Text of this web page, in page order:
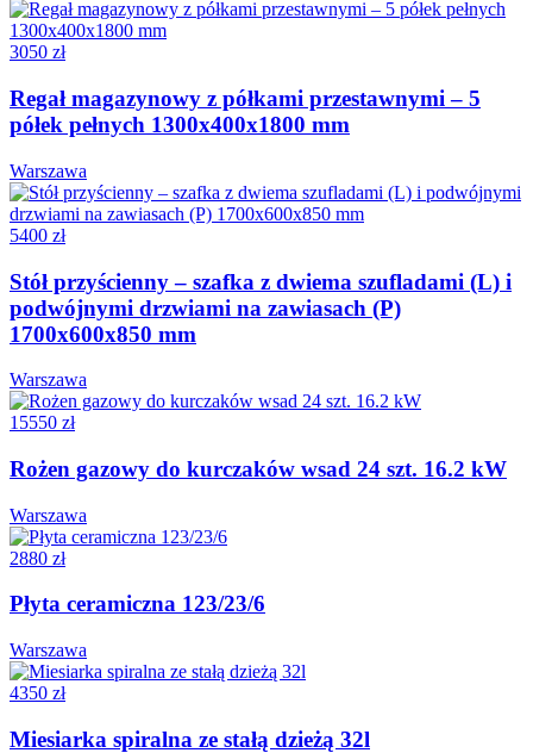
3050 zł
Regał magazynowy z półkami przestawnymi – 5
półek pełnych 1300x400x1800 mm
Warszawa
5400 zł
Stół przyścienny – szafka z dwiema szufladami (L) i
podwójnymi drzwiami na zawiasach (P)
1700x600x850 mm
Warszawa
15550 zł
Rożen gazowy do kurczaków wsad 24 szt. 16.2 kW
Warszawa
2880 zł
Płyta ceramiczna 123/23/6
Warszawa
4350 zł
Miesiarka spiralna ze stałą dzieżą 32l